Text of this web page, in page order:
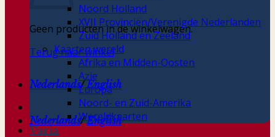
Geen producten in de winkelwagen.
Terug naar winkel
Nederlands/English
Nederlands/English
Noord Holland
XVII Provinciën/Verenigde Nederlanden
Zuid Holland en Zeeland
Kaarten wereld
Afrika en Midden-Oosten
Azie
Europa
Noord- en Zuid-Amerika
Wereldkaarten
Varia